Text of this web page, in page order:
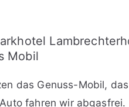
Mobil
das Genuss-Mobil,
fahren wir